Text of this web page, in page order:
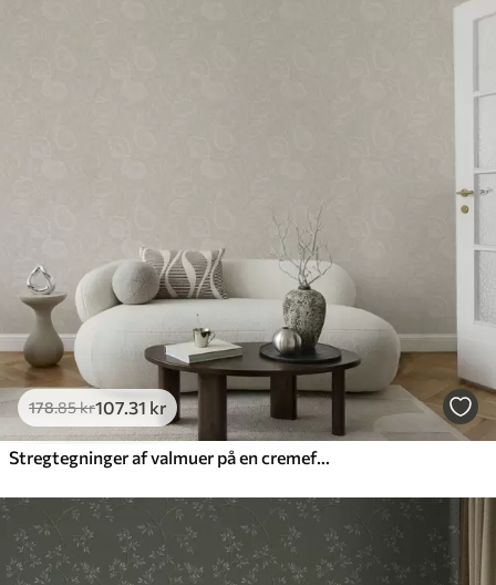
178.85kr107.31 kr
Stregtegninger af valmuer på en cremefarvet baggrund